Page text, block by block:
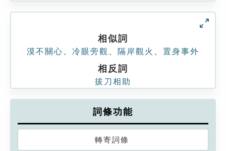
相似詞
漠不關心 冷眼旁觀 隔岸觀火 置身事外
相反詞
拔刀相助
詞條功能
轉寄詞條